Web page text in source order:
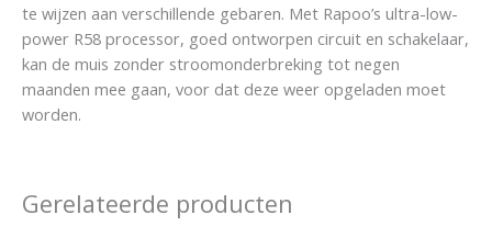
te wijzen aan verschillende gebaren. Met Rapoo’s ultra-low-
power R58 processor, goed ontworpen circuit en schakelaar,
kan de muis zonder stroomonderbreking tot negen
maanden mee gaan, voor dat deze weer opgeladen moet
worden.
Gerelateerde producten